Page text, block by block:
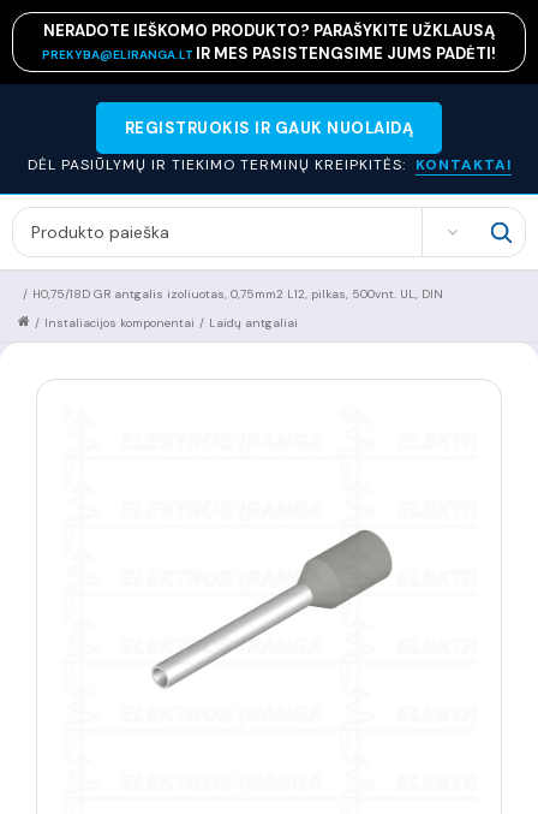
NERADOTE IEŠKOMO PRODUKTO? PARAŠYKITE UŽKLAUSĄ
PREKYBA@ELIRANGA.LT IR MES PASISTENGSIME JUMS PADĖTI!
REGISTRUOKIS IR GAUK NUOLAIDĄ
DĖL PASIŪLYMŲ IR TIEKIMO TERMINŲ KREIPKITĖS: KONTAKTAI
SEARCH
H0,75/18D GR antgalis izoliuotas, 0,75mm2 L12, pilkas, 500vnt. UL, DIN
/
Laidų antgaliai
/
Instaliacijos komponentai
/